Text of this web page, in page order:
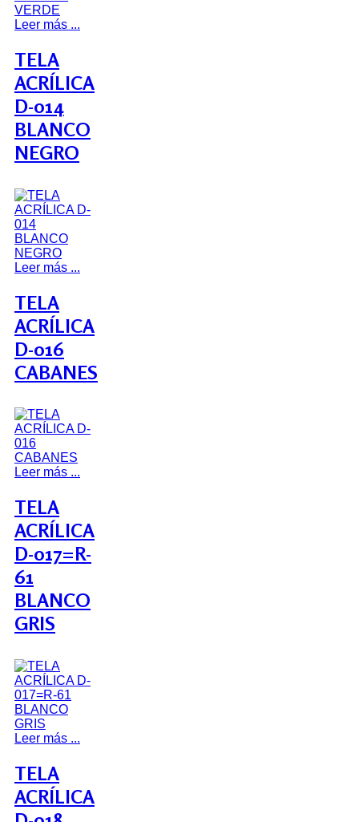
Leer más ...
TELA
ACRÍLICA
D-014
BLANCO
NEGRO
Leer más ...
TELA
ACRÍLICA
D-016
CABANES
Leer más ...
TELA
ACRÍLICA
D-017=R-
61
BLANCO
GRIS
Leer más ...
TELA
ACRÍLICA